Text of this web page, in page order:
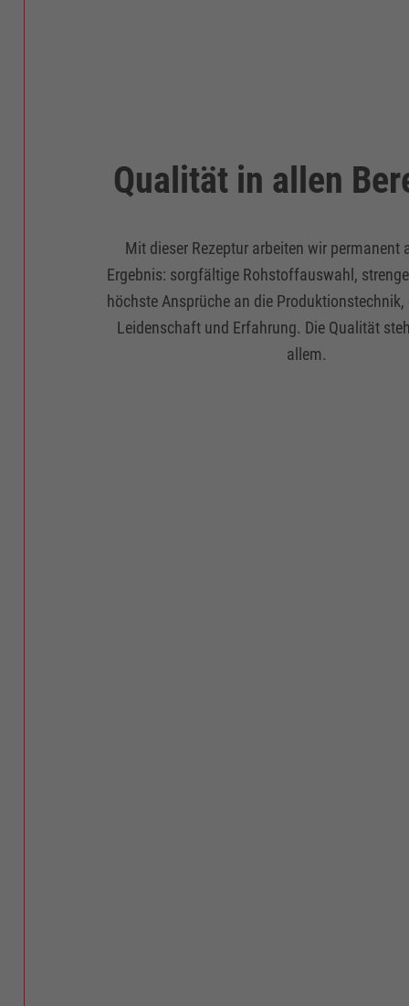
Qualität in allen
Mit dieser Rezeptur arbeiten wir permanent
Ergebnis: sorgfältige Rohstoffauswahl,
höchste Ansprüche an die
Leidenschaft und Erfahrung. Die Qualität
allem.